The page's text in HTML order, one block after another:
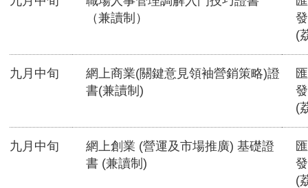
（兼讀制）
(
九月中旬
網上商業(關鍵意見領袖營銷策略)證
書(兼讀制)
(
九月中旬
網上創業 (營運及市場推廣) 基礎證
書 (兼讀制)
(